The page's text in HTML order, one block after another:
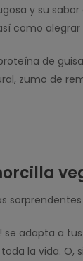
y su
como
de
zumo de
se adapta a
la vida. O,